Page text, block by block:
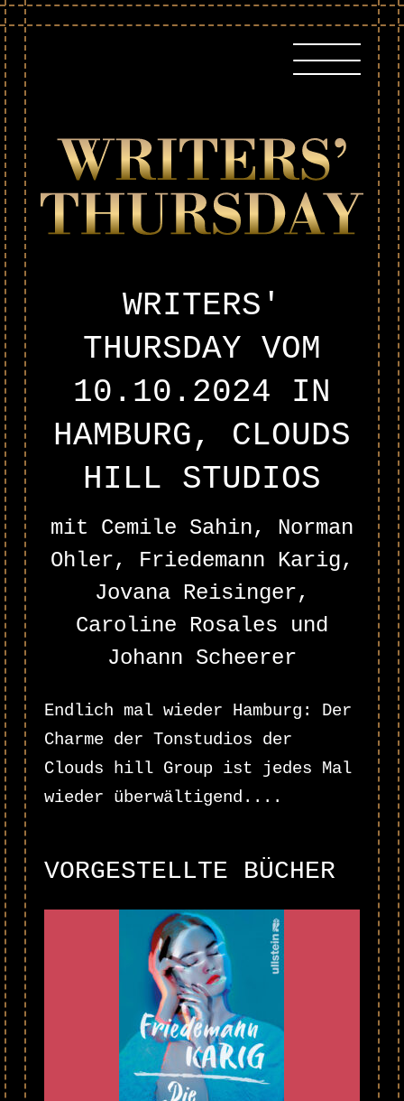
Skip
to
content
WRITERS'
THURSDAY VOM
10.10.2024 IN
HAMBURG, CLOUDS
HILL STUDIOS
mit Cemile Sahin, Norman
Ohler, Friedemann Karig,
Jovana Reisinger,
Caroline Rosales und
Johann Scheerer
Endlich mal wieder Hamburg: Der
Charme der Tonstudios der
Clouds hill Group ist jedes Mal
wieder überwältigend....
VORGESTELLTE BÜCHER